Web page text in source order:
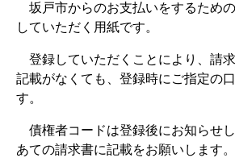
坂戸市からのお支払いをするため
していただく用紙です。
登録していただくことにより、請
記載がなくても、登録時にご指定の
す。
債権者コードは登録後にお知らせ
あての請求書に記載をお願いします。